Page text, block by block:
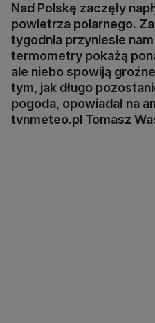
Nad Polskę zaczęły
powietrza polarnego.
tygodnia przyniesie
termometry pokażą
ale niebo spowiją
tym, jak długo
pogoda, opowiadał na
tvnmeteo.pl Tomasz